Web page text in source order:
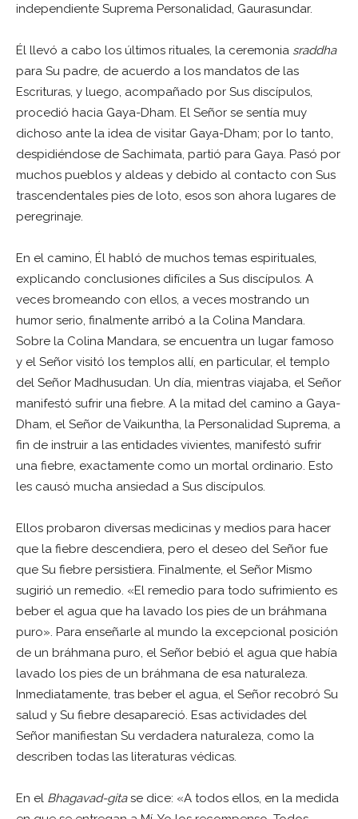
independiente Suprema Personalidad, Gaurasundar.
Él llevó a cabo los últimos rituales, la ceremonia sraddha
para Su padre, de acuerdo a los mandatos de las
Escrituras, y luego, acompañado por Sus discípulos,
procedió hacia Gaya-Dham. El Señor se sentía muy
dichoso ante la idea de visitar Gaya-Dham; por lo tanto,
despidiéndose de Sachimata, partió para Gaya. Pasó por
muchos pueblos y aldeas y debido al contacto con Sus
trascendentales pies de loto, esos son ahora lugares de
peregrinaje.
En el camino, Él habló de muchos temas espirituales,
explicando conclusiones difíciles a Sus discípulos. A
veces bromeando con ellos, a veces mostrando un
humor serio, finalmente arribó a la Colina Mandara.
Sobre la Colina Mandara, se encuentra un lugar famoso
y el Señor visitó los templos allí, en particular, el templo
del Señor Madhusudan. Un día, mientras viajaba, el Señor
manifestó sufrir una fiebre. A la mitad del camino a Gaya-
Dham, el Señor de Vaikuntha, la Personalidad Suprema, a
fin de instruir a las entidades vivientes, manifestó sufrir
una fiebre, exactamente como un mortal ordinario. Esto
les causó mucha ansiedad a Sus discípulos.
Ellos probaron diversas medicinas y medios para hacer
que la fiebre descendiera, pero el deseo del Señor fue
que Su fiebre persistiera. Finalmente, el Señor Mismo
sugirió un remedio. «El remedio para todo sufrimiento es
beber el agua que ha lavado los pies de un bráhmana
puro». Para enseñarle al mundo la excepcional posición
de un bráhmana puro, el Señor bebió el agua que había
lavado los pies de un bráhmana de esa naturaleza.
Inmediatamente, tras beber el agua, el Señor recobró Su
salud y Su fiebre desapareció. Esas actividades del
Señor manifiestan Su verdadera naturaleza, como la
describen todas las literaturas védicas.
En el Bhagavad-gitase dice: «A todos ellos, en la medida